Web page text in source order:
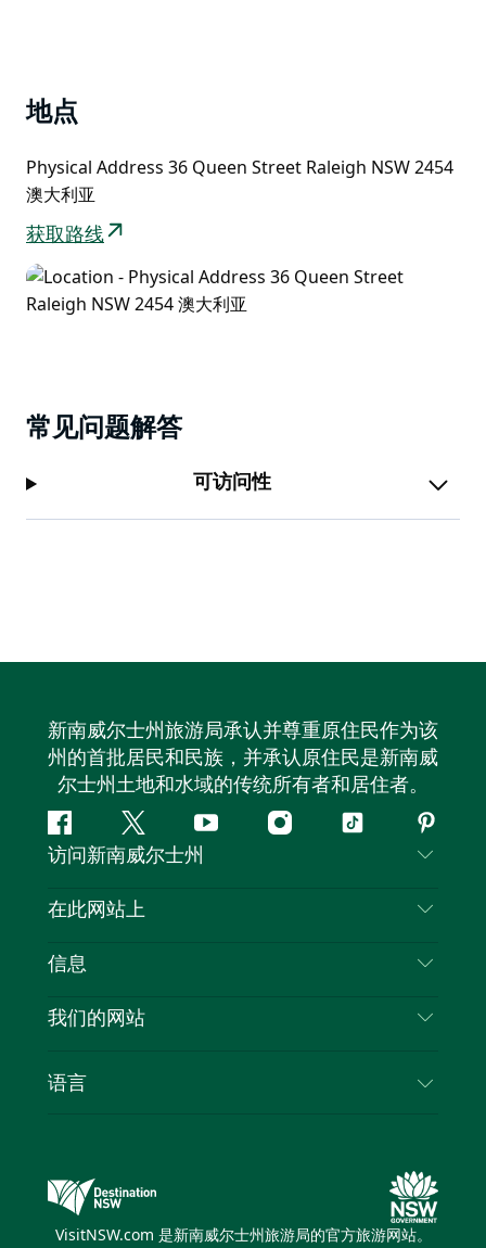
地点
Physical Address 36 Queen Street Raleigh NSW 2454
澳大利亚
获取路线
常见问题解答
可访问性
新南威尔士州旅游局承认并尊重原住民作为该
州的首批居民和民族，并承认原住民是新南威
尔士州土地和水域的传统所有者和居住者。
Facebook叽
叽
喳
YouTubeInstagram
抖
访问新南威尔士州
联系我们
隐私
Cookie 通知
在此网站上
目的地
新南威尔士州公路旅行
活动
信息
旅行信息
新南威尔士州的商业
我们的网站
新南威尔士州旅游局媒体中心
缤纷悉尼灯光音乐节
语言
VisitNSW.com 是新南威尔士州旅游局的官方旅游网站。